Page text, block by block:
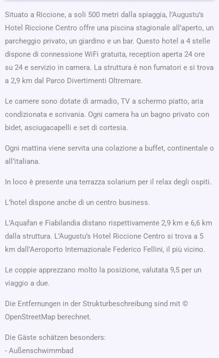
Situato a Riccione, a soli 500 metri dalla spiaggia, l’Augustu’s
Hotel Riccione Centro offre una piscina stagionale all’aperto, un
parcheggio privato, un giardino e un bar. Questo hotel a 4 stelle
dispone di connessione WiFi gratuita, reception aperta 24 ore
su 24 e servizio in camera. La struttura è non fumatori e si trova
a 2,9 km dal Parco Divertimenti Oltremare.
Le camere sono dotate di armadio, TV a schermo piatto, aria
condizionata e scrivania. Ogni camera ha un bagno privato con
bidet, asciugacapelli e set di cortesia.
Ogni mattina viene servita una colazione a buffet, continentale o
all’italiana.
In loco è presente una terrazza solarium per il relax degli ospiti.
L’hotel dispone anche di un centro business.
L’Aquafan e Fiabilandia distano rispettivamente 2,9 km e 6,6 km
dalla struttura. L’Augustu’s Hotel Riccione Centro si trova a 5
km dall’Aeroporto Internazionale Federico Fellini, il più vicino.
Le coppie apprezzano molto la posizione, valutata 9,5 per un
viaggio a due.
Die Entfernungen in der Strukturbeschreibung sind mit ©
OpenStreetMap berechnet.
Die Gäste schätzen besonders:
- Außenschwimmbad